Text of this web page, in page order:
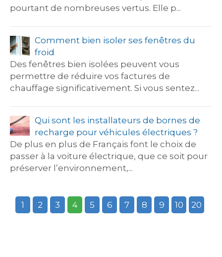
pourtant de nombreuses vertus. Elle p...
Comment bien isoler ses fenêtres du
froid
Des fenêtres bien isolées peuvent vous
permettre de réduire vos factures de
chauffage significativement. Si vous sentez...
Qui sont les installateurs de bornes de
recharge pour véhicules électriques ?
De plus en plus de Français font le choix de
passer à la voiture électrique, que ce soit pour
préserver l’environnement,...
1 2 3 4 5 6 7 8 9 10 20